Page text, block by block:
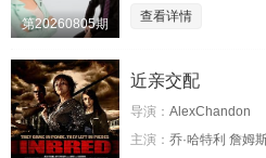
第20260805期 查看详情
近亲交配
导演： AlexChandon
主演： 乔·哈特利 詹姆